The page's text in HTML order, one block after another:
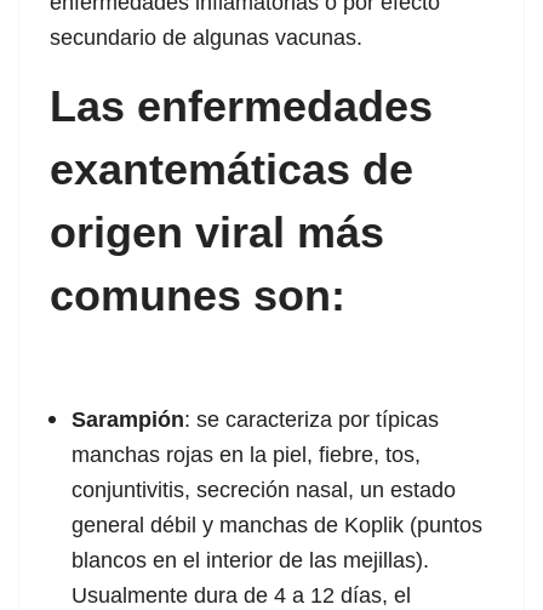
panel
satın al
satın al
panel
panel
panel
panel
panel
secundario de algunas vacunas.
Las enfermedades
exantemáticas de
origen viral más
comunes son:
Sarampión: se caracteriza por típicas
manchas rojas en la piel, fiebre, tos,
conjuntivitis, secreción nasal, un estado
general débil y manchas de Koplik (puntos
blancos en el interior de las mejillas).
Usualmente dura de 4 a 12 días, el